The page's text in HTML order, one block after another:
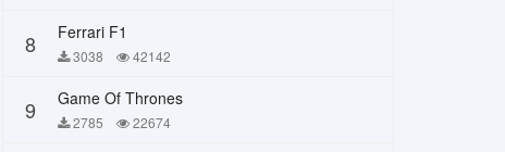
8 Ferrari F1
3038 42142
9 Game Of Thrones
2785 22674